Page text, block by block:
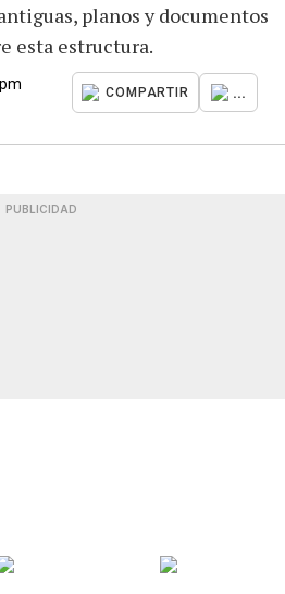
planos y documentos
esta estructura.
COMPARTIR ...
PUBLICIDAD